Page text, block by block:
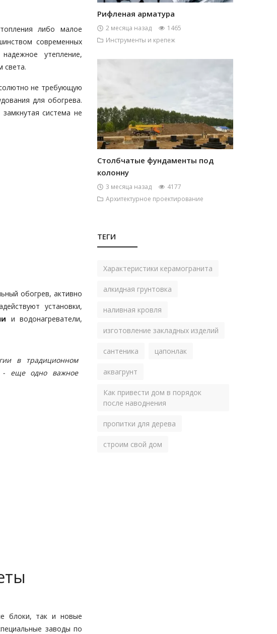
либо малое
современных
утепление,
света.
не требующую
для обогрева.
система не
обогрев, активно
установки,
и водонагреватели,
в традиционном
- еще одно важное
блоки, так и новые
заводы по
Рифленая арматура
2 месяца назад
1465
Инструменты и крепеж
Столбчатые фундаменты под
колонну
3 месяца назад
4177
Архитектурное проектирование
ТЕГИ
Характеристики керамогранита
алкидная грунтовка
наливная кровля
изготовление закладных изделий
сантеника цапонлак
аквагрунт
Как привести дом в порядок
после наводнения
пропитки для дерева
строим свой дом